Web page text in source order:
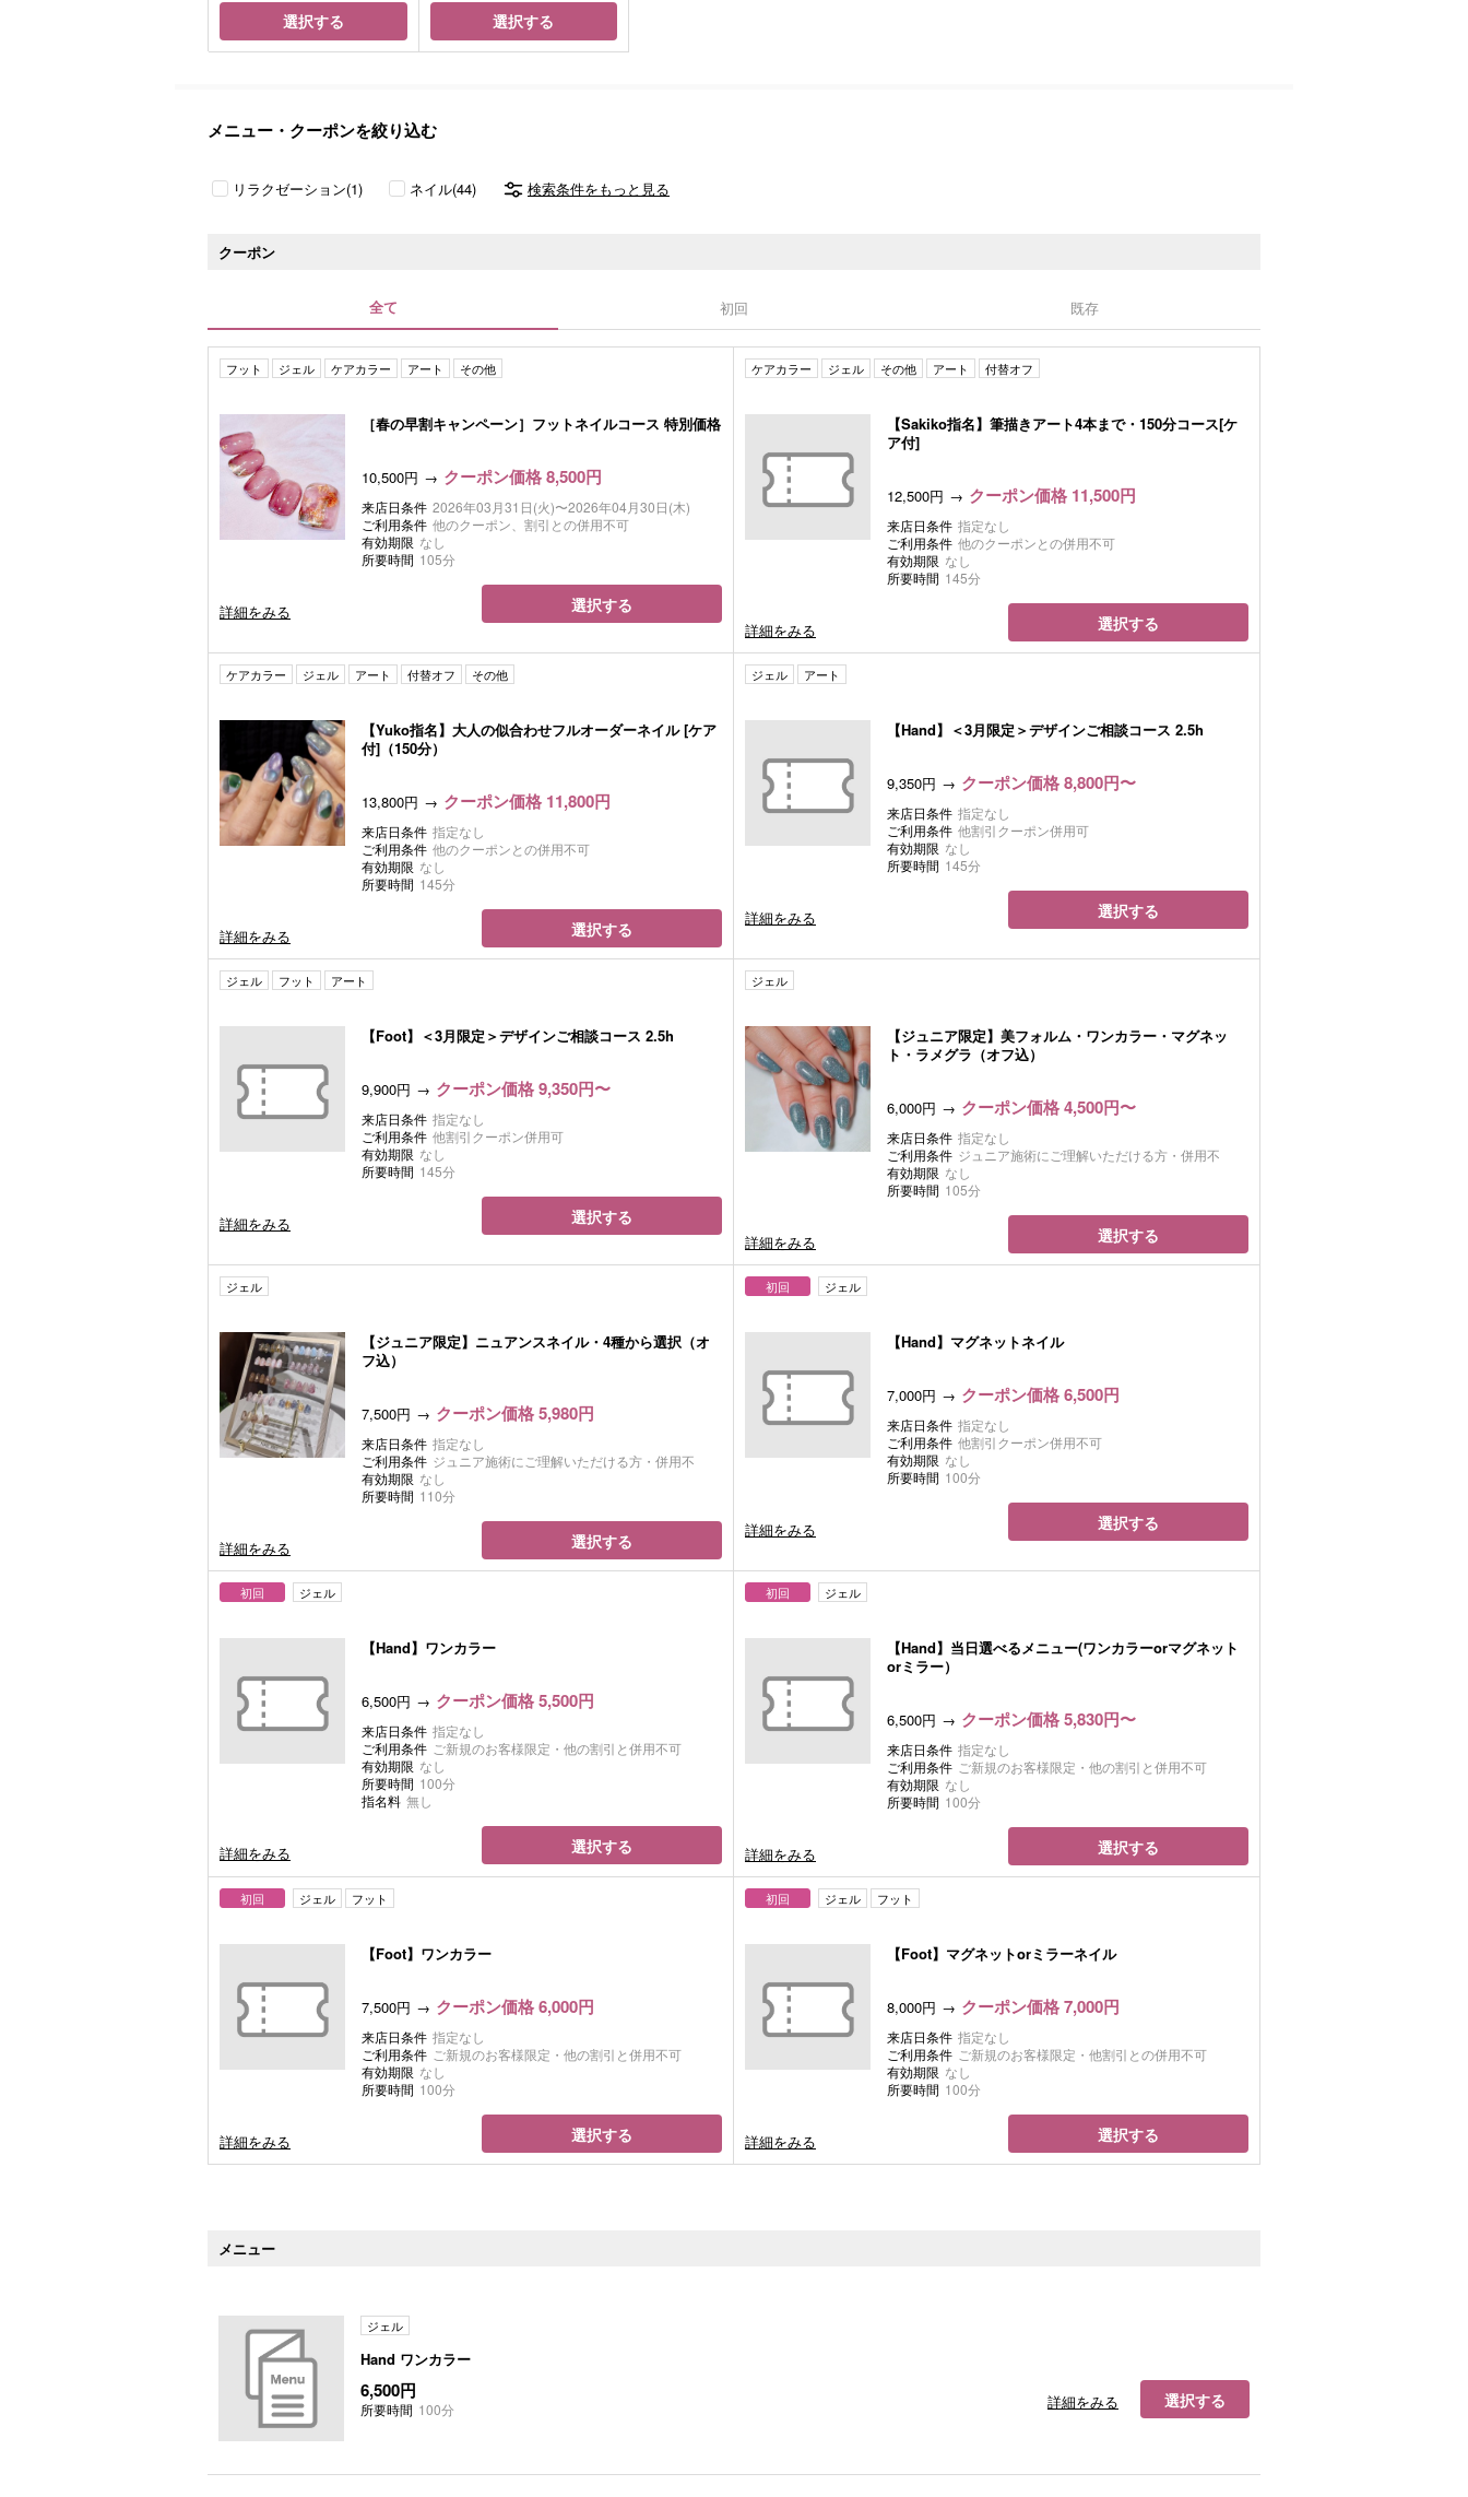
選択する 選択する
メニュー・クーポンを絞り込む
リラクゼーション(1) ネイル(44) 検索条件をもっと見る
クーポン
全て 初回 既存
フット ジェル ケアカラー アート その他
［春の早割キャンペーン］フットネイルコース 特別価格
10,500円 クーポン価格 8,500円
来店日条件 2026年03月31日(火)〜2026年04月30日(木)
ご利用条件 他のクーポン、割引との併用不可
有効期限 なし
所要時間 105分
詳細をみる 選択する
ケアカラー ジェル その他 アート 付替オフ
【Sakiko指名】筆描きアート4本まで・150分コース[ケ
ア付]
12,500円 クーポン価格 11,500円
来店日条件 指定なし
ご利用条件 他のクーポンとの併用不可
有効期限 なし
所要時間 145分
詳細をみる 選択する
ケアカラー ジェル アート 付替オフ その他
【Yuko指名】大人の似合わせフルオーダーネイル [ケア
付]（150分）
13,800円 クーポン価格 11,800円
来店日条件 指定なし
ご利用条件 他のクーポンとの併用不可
有効期限 なし
所要時間 145分
詳細をみる 選択する
ジェル アート
【Hand】＜3月限定＞デザインご相談コース 2.5h
9,350円 クーポン価格 8,800円〜
来店日条件 指定なし
ご利用条件 他割引クーポン併用可
有効期限 なし
所要時間 145分
詳細をみる 選択する
ジェル フット アート
【Foot】＜3月限定＞デザインご相談コース 2.5h
9,900円 クーポン価格 9,350円〜
来店日条件 指定なし
ご利用条件 他割引クーポン併用可
有効期限 なし
所要時間 145分
詳細をみる 選択する
ジェル
【ジュニア限定】美フォルム・ワンカラー・マグネッ
ト・ラメグラ（オフ込）
6,000円 クーポン価格 4,500円〜
来店日条件 指定なし
ご利用条件 ジュニア施術にご理解いただける方・併用不
有効期限 なし
所要時間 105分
詳細をみる 選択する
ジェル
【ジュニア限定】ニュアンスネイル・4種から選択（オ
フ込）
7,500円 クーポン価格 5,980円
来店日条件 指定なし
ご利用条件 ジュニア施術にご理解いただける方・併用不
有効期限 なし
所要時間 110分
詳細をみる 選択する
初回 ジェル
【Hand】マグネットネイル
7,000円 クーポン価格 6,500円
来店日条件 指定なし
ご利用条件 他割引クーポン併用不可
有効期限 なし
所要時間 100分
詳細をみる 選択する
初回 ジェル
【Hand】ワンカラー
6,500円 クーポン価格 5,500円
来店日条件 指定なし
ご利用条件 ご新規のお客様限定・他の割引と併用不可
有効期限 なし
所要時間 100分
指名料 無し
詳細をみる 選択する
初回 ジェル
【Hand】当日選べるメニュー(ワンカラーorマグネット
orミラー）
6,500円 クーポン価格 5,830円〜
来店日条件 指定なし
ご利用条件 ご新規のお客様限定・他の割引と併用不可
有効期限 なし
所要時間 100分
詳細をみる 選択する
初回 ジェル フット
【Foot】ワンカラー
7,500円 クーポン価格 6,000円
来店日条件 指定なし
ご利用条件 ご新規のお客様限定・他の割引と併用不可
有効期限 なし
所要時間 100分
詳細をみる 選択する
初回 ジェル フット
【Foot】マグネットorミラーネイル
8,000円 クーポン価格 7,000円
来店日条件 指定なし
ご利用条件 ご新規のお客様限定・他割引との併用不可
有効期限 なし
所要時間 100分
詳細をみる 選択する
メニュー
ジェル
Hand ワンカラー
6,500円
所要時間 100分 詳細をみる 選択する